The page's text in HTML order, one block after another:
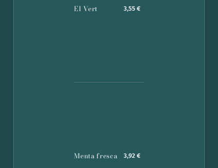
El Vert 3,55 €
Menta fresca 3,92 €